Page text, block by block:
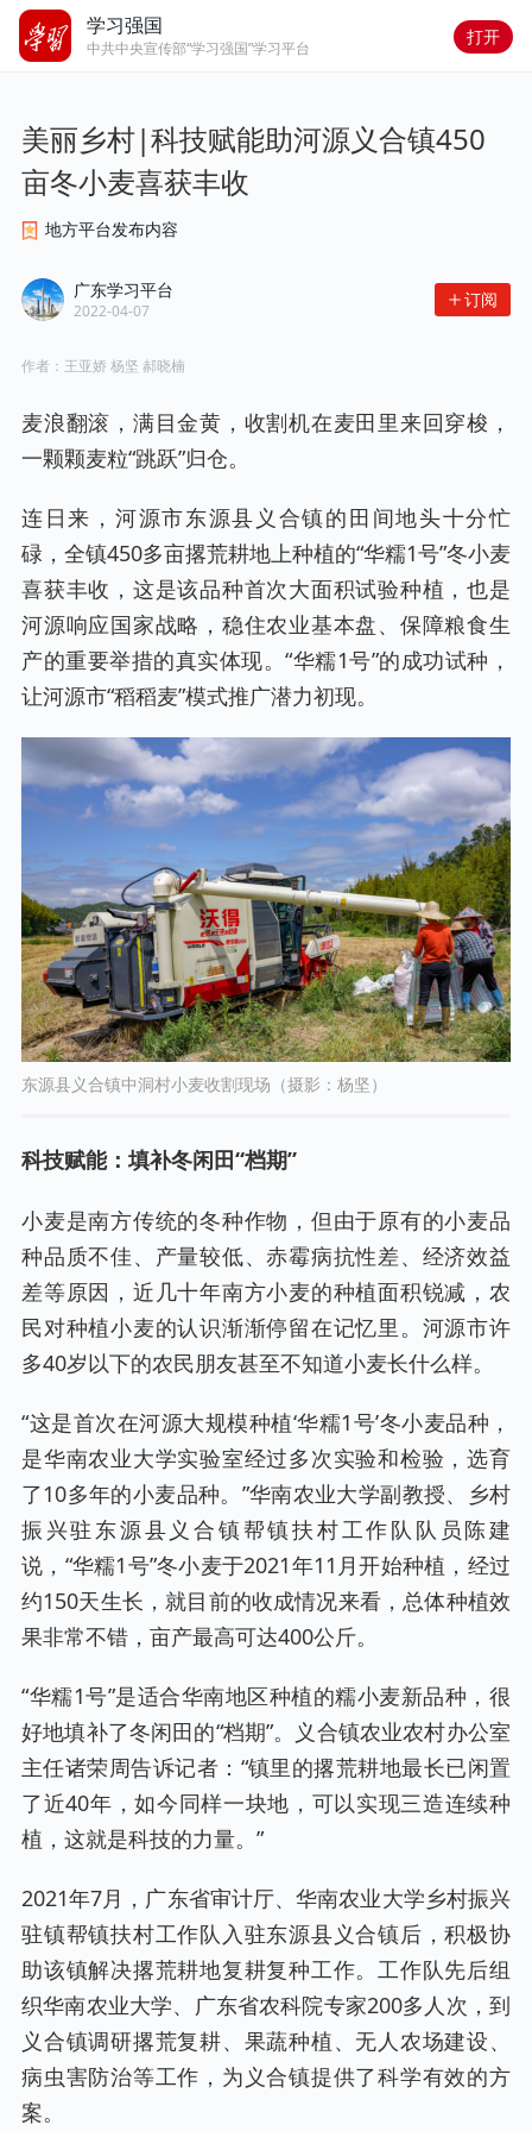
学习强国
中共中央宣传部“学习强国”学习平台
打开
美丽乡村|科技赋能助河源义合镇450
亩冬小麦喜获丰收
地方平台发布内容
广东学习平台
2022-04-07
订阅
作者： 王亚娇 杨坚 郝晓楠
麦浪翻滚，满目金黄，收割机在麦田里来回穿梭，
一颗颗麦粒“跳跃”归仓。
连日来，河源市东源县义合镇的田间地头十分忙
碌，全镇450多亩撂荒耕地上种植的“华糯1号”冬小麦
喜获丰收，这是该品种首次大面积试验种植，也是
河源响应国家战略，稳住农业基本盘、保障粮食生
产的重要举措的真实体现。“华糯1号”的成功试种，
让河源市“稻稻麦”模式推广潜力初现。
东源县义合镇中洞村小麦收割现场（摄影：杨坚）
科技赋能：填补冬闲田“档期”
小麦是南方传统的冬种作物，但由于原有的小麦品
种品质不佳、产量较低、赤霉病抗性差、经济效益
差等原因，近几十年南方小麦的种植面积锐减，农
民对种植小麦的认识渐渐停留在记忆里。河源市许
多40岁以下的农民朋友甚至不知道小麦长什么样。
“这是首次在河源大规模种植‘华糯1号’冬小麦品种，
是华南农业大学实验室经过多次实验和检验，选育
了10多年的小麦品种。”华南农业大学副教授、乡村
振兴驻东源县义合镇帮镇扶村工作队队员陈建
说，“华糯1号”冬小麦于2021年11月开始种植，经过
约150天生长，就目前的收成情况来看，总体种植效
果非常不错，亩产最高可达400公斤。
“华糯1号”是适合华南地区种植的糯小麦新品种，很
好地填补了冬闲田的“档期”。义合镇农业农村办公室
主任诸荣周告诉记者：“镇里的撂荒耕地最长已闲置
了近40年，如今同样一块地，可以实现三造连续种
植，这就是科技的力量。”
2021年7月，广东省审计厅、华南农业大学乡村振兴
驻镇帮镇扶村工作队入驻东源县义合镇后，积极协
助该镇解决撂荒耕地复耕复种工作。工作队先后组
织华南农业大学、广东省农科院专家200多人次，到
义合镇调研撂荒复耕、果蔬种植、无人农场建设、
病虫害防治等工作，为义合镇提供了科学有效的方
案。